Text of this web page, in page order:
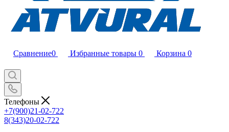
Сравнение0 Избранные товары 0 Корзина 0
Телефоны
+7(900)21-02-722
8(343)20-02-722